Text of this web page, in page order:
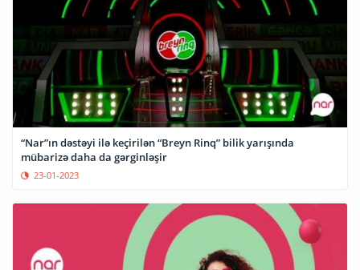
“Nar”ın dəstəyi ilə keçirilən “Breyn Rinq” bilik yarışında
mübarizə daha da gərginləşir
23-01-2023